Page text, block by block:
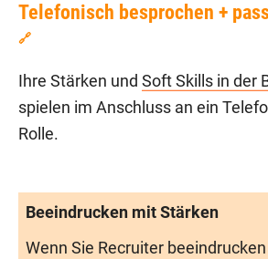
Telefonisch besprochen +
🔗
Ihre Stärken und Soft Skills in der
spielen im Anschluss an ein
Rolle.
Beeindrucken mit Stärken
Wenn Sie Recruiter